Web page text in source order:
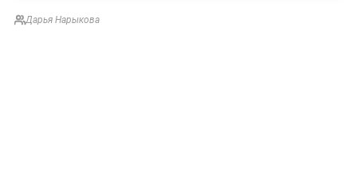
Дарья Нарыкова